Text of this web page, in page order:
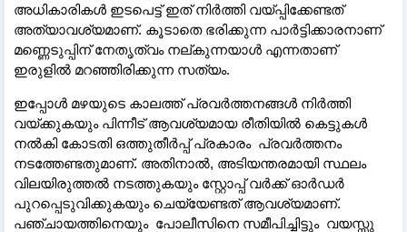
അധികാരികൾ ഇടപെട്ട് ഇത് നിർത്തി വയ്പ്പിക്കേണ്ടത്
അത്യാവശ്യമാണ്. കൂടാതെ ഭരിക്കുന്ന പാർട്ടിക്കാരനാണ്
മണ്ണെടുപ്പിന് നേതൃത്വം നല്കുന്നയാൾ എന്നതാണ്
ഇരുളിൽ മറഞ്ഞിരിക്കുന്ന സത്യം.
ഇപ്പോൾ മഴയുടെ കാലത്ത് പ്രവർത്തനങ്ങൾ നിർത്തി
വയ്ക്കുകയും പിന്നീട് ആവശ്യമായ രീതിയിൽ കെട്ടുകൾ
നൽകി കോടതി ഒത്തുതീർപ്പ് പ്രകാരം പ്രവർത്തനം
നടത്തേണ്ടതുമാണ്. അതിനാൽ, അടിയന്തരമായി സ്ഥലം
വിലയിരുത്തൽ നടത്തുകയും സ്റ്റോപ്പ് വർക്ക് ഓർഡർ
പുറപ്പെടുവിക്കുകയും ചെയ്യേണ്ടത് ആവശ്യമാണ്.
പഞ്ചായത്തിനെയും പോലീസിനെ സമീപിച്ചിട്ടും വയസ്സു